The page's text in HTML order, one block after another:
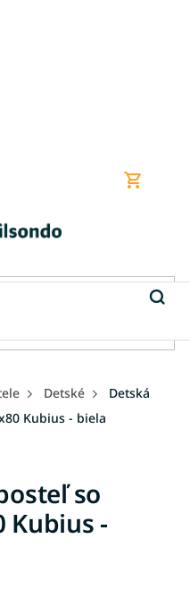
Detské
Detská
Kubius - biela
so
Kubius -